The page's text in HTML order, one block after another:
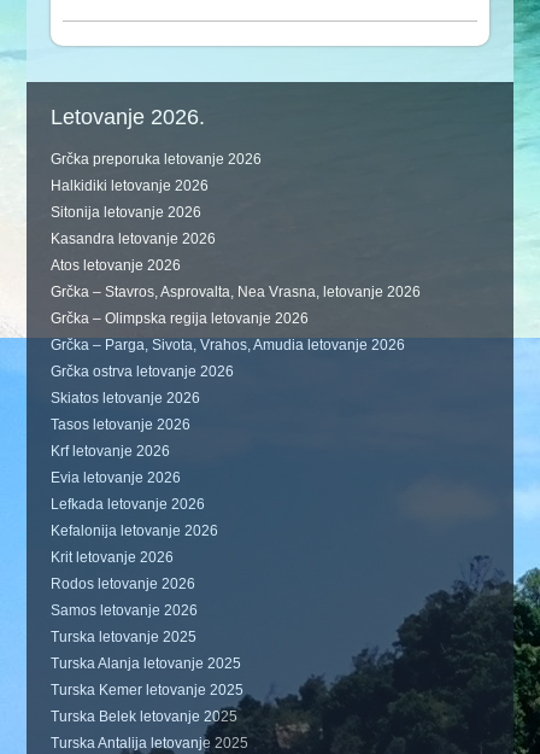
Letovanje 2026.
Grčka preporuka letovanje 2026
Halkidiki letovanje 2026
Sitonija letovanje 2026
Kasandra letovanje 2026
Atos letovanje 2026
Grčka – Stavros, Asprovalta, Nea Vrasna, letovanje 2026
Grčka – Olimpska regija letovanje 2026
Grčka – Parga, Sivota, Vrahos, Amudia letovanje 2026
Grčka ostrva letovanje 2026
Skiatos letovanje 2026
Tasos letovanje 2026
Krf letovanje 2026
Evia letovanje 2026
Lefkada letovanje 2026
Kefalonija letovanje 2026
Krit letovanje 2026
Rodos letovanje 2026
Samos letovanje 2026
Turska letovanje 2025
Turska Alanja letovanje 2025
Turska Kemer letovanje 2025
Turska Belek letovanje 2025
Turska Antalija letovanje 2025